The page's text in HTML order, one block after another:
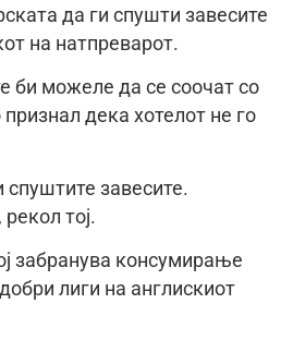
да ги спушти завесите
на натпреварот.
би можеле да се соочат со
дека хотелот не го
завесите.
тој.
забранува консумирање
лиги на англискиот